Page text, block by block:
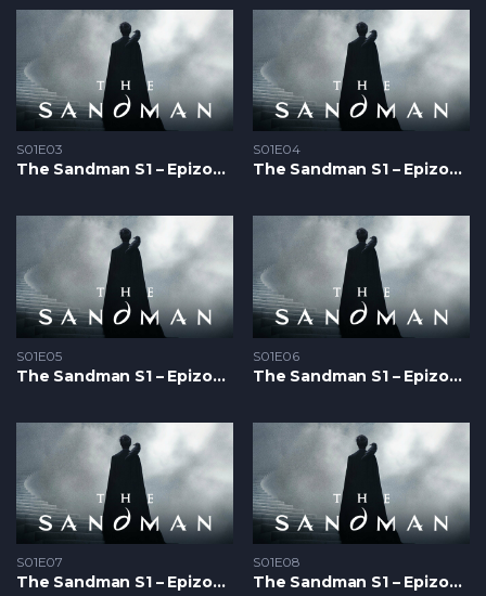
S01E03
The Sandman S1 – Epizoda 03
S01E04
The Sandman S1 – Epizoda 04
S01E05
The Sandman S1 – Epizoda 05
S01E06
The Sandman S1 – Epizoda 06
S01E07
The Sandman S1 – Epizoda 07
S01E08
The Sandman S1 – Epizoda 08